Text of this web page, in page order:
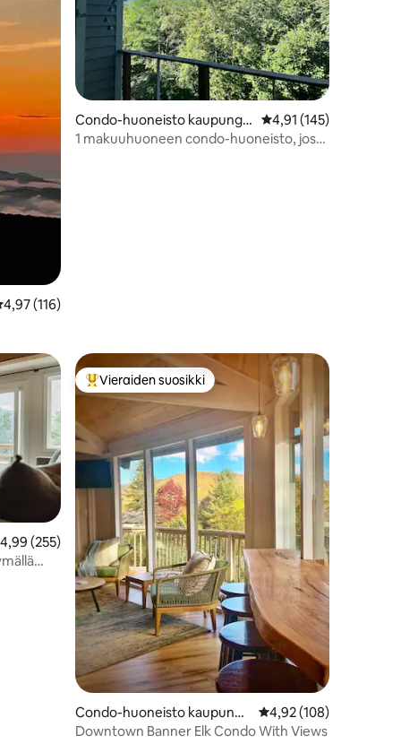
arvio 4,97/5, 116 arvostelua
4,97 (116)
Condo-huoneisto kaupungis
sa Banner Elk
Keskimääräinen arvio
4,91 (145)
1 makuuhuoneen condo-huoneisto, josta
arvio 4,99/5, 255 arvostelua
4,99 (255)
Vieraiden suosikkien parhaimmistoa
Vieraiden suosikki
Condo-huoneisto kaupungis
sa Banner Elk
Keskimääräinen arvio
4,92 (108)
Downtown Banner Elk Condo With Views